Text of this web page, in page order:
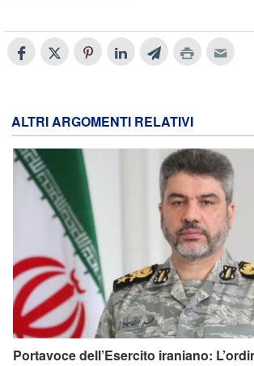
ALTRI ARGOMENTI RELATIVI
Portavoce dell’Esercito iraniano: